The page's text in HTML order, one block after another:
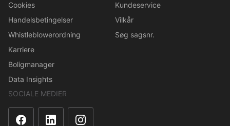
Cookies
Handelsbetingelser
Whistleblowerordning
Karriere
Boligmanager
Data Insights
Kundeservice
Vilkår
Søg sagsnr.
SOCIALE MEDIER